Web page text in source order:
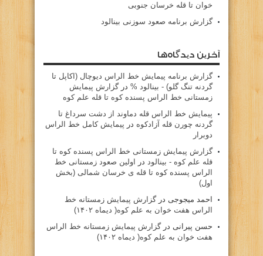
خوان تا قله خرسان جنوبی
گزارش برنامه صعود سوزنی بینالود
آخرین دیدگاه‌ها
گزارش برنامه پيمايش خط الراس ديوچال (اكاپل تا
گردنه تنگ گلو) - بينالود % درگزارش پیمایش
زمستانی خط الراس پسنده کوه تا قله علم کوه
پيمايش خط الراس قله دماوند از دشت سرداغ تا
گردنه چورن قله آزادكوه در پیمایش کامل خط الراس
دوبرار
گزارش پیمایش زمستانی خط الراس پسنده کوه تا
قله علم کوه - بينالود در
اولین صعود زمستانی خط
الراس پسنده کوه تا قله ی خرسان شمالی (بخش
اول)
احمد میجوجی درگزارش پیمایش زمستانه خط
الراس هفت خوان به علم کوه( دیماه ۱۴۰۲)
حسن پیرانی درگزارش پیمایش زمستانه خط الراس
هفت خوان به علم کوه( دیماه ۱۴۰۲)